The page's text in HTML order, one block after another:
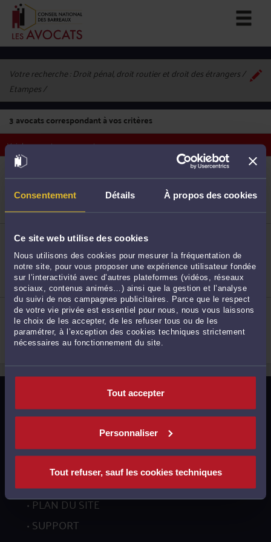
Consentement Détails À propos des cookies
Ce site web utilise des cookies
Nous utilisons des cookies pour mesurer la fréquentation de
notre site, pour vous proposer une expérience utilisateur fondée
sur l’interactivité avec d’autres plateformes (vidéos, réseaux
sociaux, contenus animés…) ainsi que la gestion et l’analyse
du suivi de nos campagnes publicitaires. Parce que le respect
de votre vie privée est essentiel pour nous, nous vous laissons
le choix de les accepter, de les refuser tous ou de les
paramétrer, à l’exception des cookies techniques strictement
nécessaires au fonctionnement du site.
Tout accepter
Personnaliser
Tout refuser, sauf les cookies techniques
Votre recherche :Droit pénal, droit routier et droit des étrangers /
Etampes
3avocats correspondant à vos critères
Voir les avocats sur une carte
1
4 Rue de la Tannerie 91150 ETAMPES
Accepte les consultations vidéo
Droit pénal général
Droit du travail
2
ME MARION MASSON
2 rue Saint Antoine 91150 ETAMPES
Droit pénal
Droit du crédit et de la consommation
Droit de la famille, des personnes et de leur
patrimoine
ME DELPHINE TOKAR
76 Rue de la République 91150 ETAMPES
Droit pénal
Droit de la famille, des personnes et de leur
MENTIONS LÉGALES
POLITIQUE DE CONFIDENTIALITÉ
POLITIQUE DES COOKIES
CGUV UTILISATEURS
PLAN DU SITE
SUPPORT